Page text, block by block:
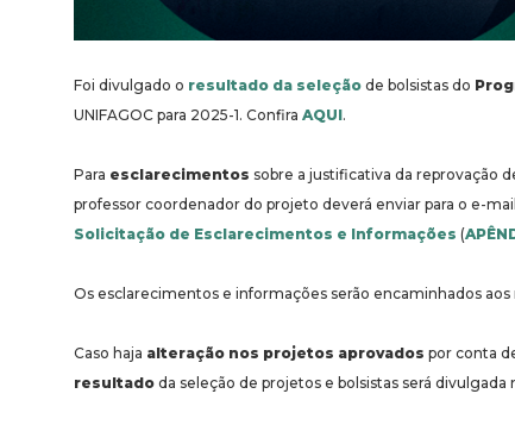
Foi divulgado o resultado da seleção de bolsistas do
UNIFAGOC para 2025-1. Confira AQUI.
Para esclarecimentos sobre a justificativa da reprovação
professor coordenador do projeto deverá enviar para o e-mail
Solicitação de Esclarecimentos e Informações (
Os esclarecimentos e informações serão encaminhados
Caso haja alteração nos projetos aprovados por conta
resultado da seleção de projetos e bolsistas será divulgada